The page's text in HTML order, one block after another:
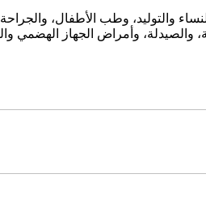
والتوليد، وطب الأطفال،